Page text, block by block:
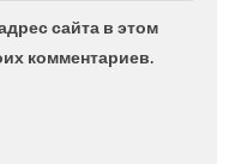
сайта в этом
комментариев.